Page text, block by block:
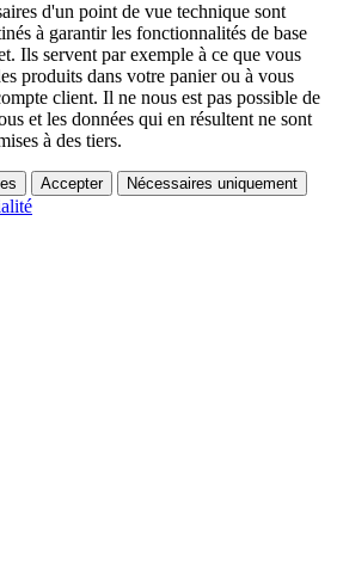
d'un point de vue technique sont
à garantir les fonctionnalités de base
Ils servent par exemple à ce que vous
produits dans votre panier ou à vous
client. Il ne nous est pas possible de
et les données qui en résultent ne sont
à des tiers.
Accepter Nécessaires uniquement